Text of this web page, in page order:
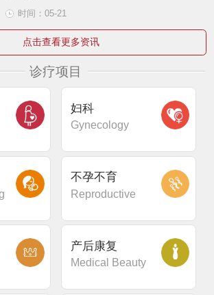
时间：05-21
点击查看更多资讯
诊疗项目
妇科
Gynecology
不孕不育
Reproductive
产后康复
Medical Beauty